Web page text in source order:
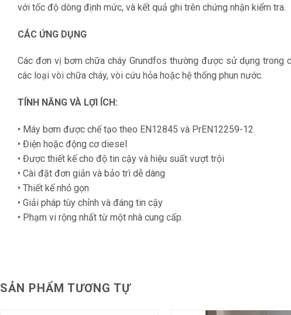
với tốc độ dòng định mức, và kết quả ghi trên chứng nhận kiểm tra.
CÁC ỨNG DỤNG
Các đơn vị bơm chữa cháy Grundfos thường được sử dụng trong
các loại vòi chữa cháy, vòi cứu hỏa hoặc hệ thống phun nước.
TÍNH NĂNG VÀ LỢI ÍCH:
• Máy bơm được chế tạo theo EN12845 và PrEN12259-12
• Điện hoặc động cơ diesel
• Được thiết kế cho độ tin cậy và hiệu suất vượt trội
• Cài đặt đơn giản và bảo trì dễ dàng
• Thiết kế nhỏ gọn
• Giải pháp tùy chỉnh và đáng tin cậy
• Phạm vi rộng nhất từ một nhà cung cấp.
SẢN PHẨM TƯƠNG TỰ